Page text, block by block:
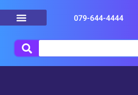
079-644-4444